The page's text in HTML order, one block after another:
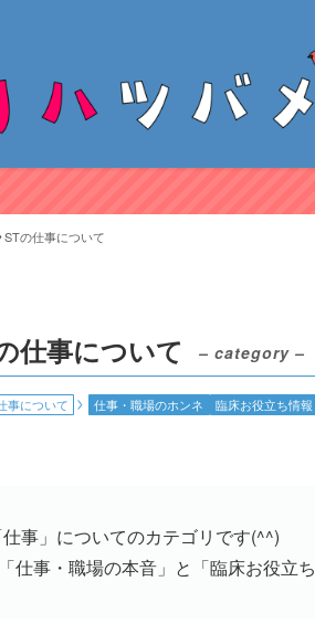
STの仕事について
仕事について – category –
事について 仕事・職場のホンネ 臨床お役立ち情報
事」についてのカテゴリです(^^)
仕事・職場の本音」と「臨床お役立